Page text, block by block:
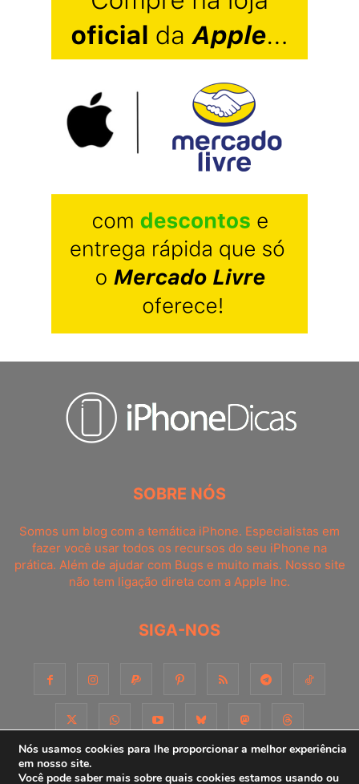
SOBRE NÓS
Somos um blog com a temática iPhone. Especialistas em
fazer você usar todos os recursos do seu iPhone na
prática. Além de ajudar com Bugs e muito mais. Nosso site
não tem ligação direta com a Apple Inc.
SIGA-NOS
Nós usamos cookies para lhe proporcionar a melhor experiência
em nosso site.
Você pode saber mais sobre quais cookies estamos usando ou